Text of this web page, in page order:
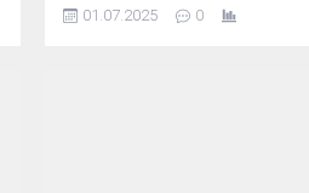
Türkiye'nin dijital dönüşüm
yolculuğuna ışık tutacak nitelikte
01.07.2025 0